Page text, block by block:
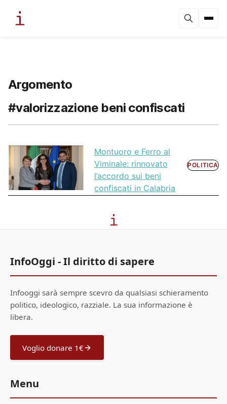
Argomento
#valorizzazione beni confiscati
Montuoro e Ferro al
Viminale: rinnovato
l’accordo sui beni
confiscati in Calabria
POLITICA
InfoOggi - Il diritto di sapere
Infooggi sarà sempre scevro da qualsiasi schieramento
politico, ideologico, razziale. La sua informazione è
libera.
Voglio donare 1€
Menu